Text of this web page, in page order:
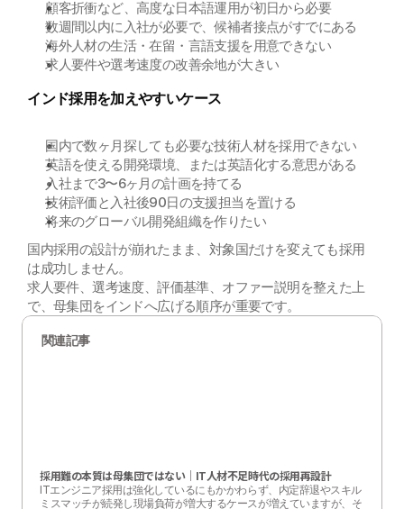
顧客折衝など、高度な日本語運用が初日から必要
数週間以内に入社が必要で、候補者接点がすでにある
海外人材の生活・在留・言語支援を用意できない
求人要件や選考速度の改善余地が大きい
インド採用を加えやすいケース
国内で数ヶ月探しても必要な技術人材を採用できない
英語を使える開発環境、または英語化する意思がある
入社まで3〜6ヶ月の計画を持てる
技術評価と入社後90日の支援担当を置ける
将来のグローバル開発組織を作りたい
国内採用の設計が崩れたまま、対象国だけを変えても採用
は成功しません。
求人要件、選考速度、評価基準、オファー説明を整えた上
で、母集団をインドへ広げる順序が重要です。
関連記事
採用難の本質は母集団ではない│IT人材不足時代の採用再設計
ITエンジニア採用は強化しているにもかかわらず、内定辞退やスキル
ミスマッチが続発し現場負荷が増大するケースが増えていますが、そ